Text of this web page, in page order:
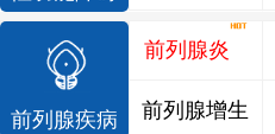
前列腺疾病
前列腺炎
前列腺增生